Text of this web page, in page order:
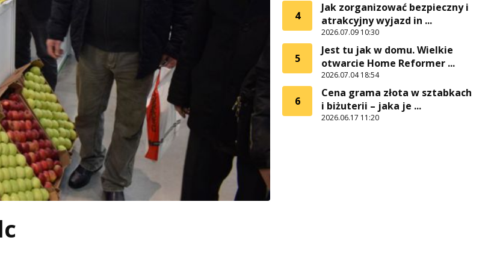
4
Jak zorganizować bezpieczny i
atrakcyjny wyjazd in ...
2026.07.09 10:30
5
Jest tu jak w domu. Wielkie
otwarcie Home Reformer ...
2026.07.04 18:54
6
Cena grama złota w sztabkach
i biżuterii – jaka je ...
2026.06.17 11:20